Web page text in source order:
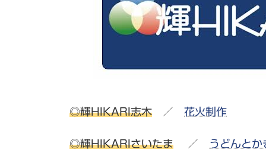
◎輝HIKARI志木 ／ 花火制作
◎輝HIKARIさいたま ／ うどんとか